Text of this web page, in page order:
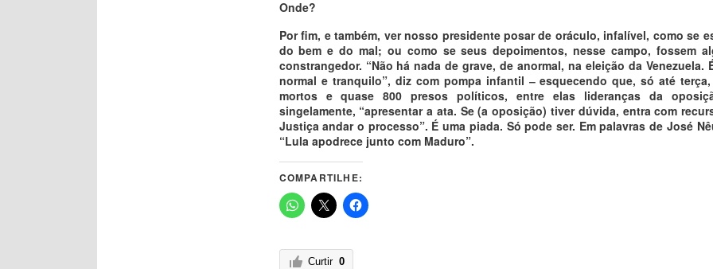
Onde?
Por fim, e também, ver nosso presidente posar de oráculo, infalível, como se
do bem e do mal; ou como se seus depoimentos, nesse campo, fossem
constrangedor. “Não há nada de grave, de anormal, na eleição da Venezuela.
normal e tranquilo”, diz com pompa infantil ‒ esquecendo que, só até
mortos e quase 800 presos políticos, entre elas lideranças da
singelamente, “apresentar a ata. Se (a oposição) tiver dúvida, entra com
Justiça andar o processo”. É uma piada. Só pode ser. Em palavras de José
“Lula apodrece junto com Maduro”.
COMPARTILHE:
Curtir 0